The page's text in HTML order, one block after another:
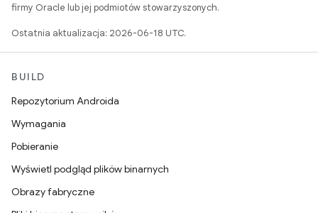
firmy Oracle lub jej podmiotów stowarzyszonych.
Ostatnia aktualizacja: 2026-06-18 UTC.
BUILD
Repozytorium Androida
Wymagania
Pobieranie
Wyświetl podgląd plików binarnych
Obrazy fabryczne